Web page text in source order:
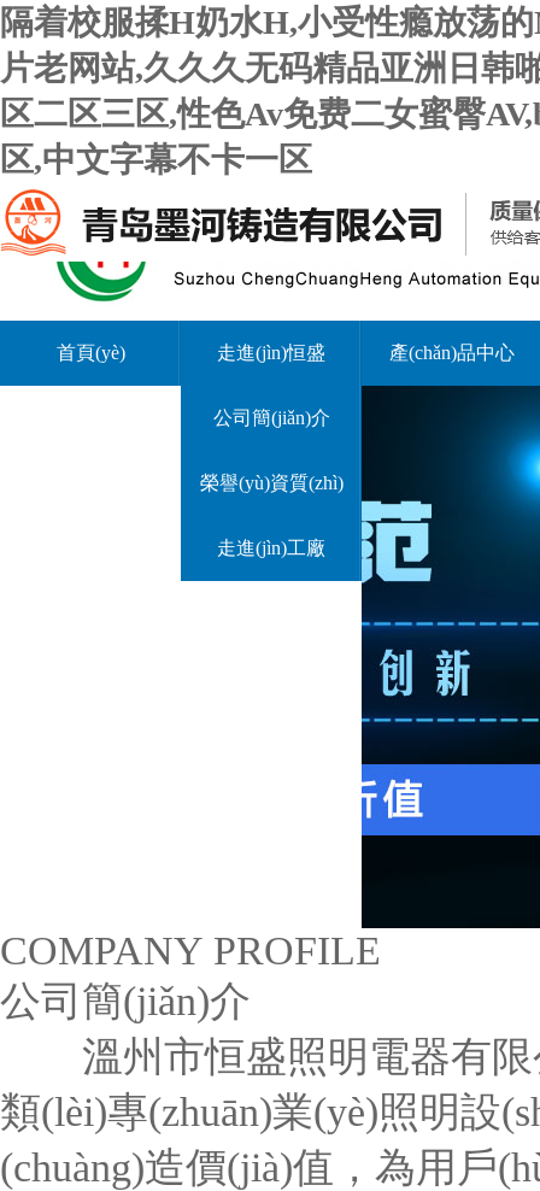
隔着校服揉H奶水H,小受性瘾放荡
片老网站,久久久无码精品亚洲日韩
区二区三区,性色Av免费二女蜜臀
区,中文字幕不卡一区
首頁(yè) 走進(jìn)恒盛
公司簡(jiǎn)介
榮譽(yù)資質(zhì)
走進(jìn)工廠
產(chǎn)品中心
COMPANY PROFILE
公司簡(jiǎn)介
溫州市恒盛照明電器有限
類(lèi)專(zhuān)業(yè)照明設
(chuàng)造價(jià)值，為用戶